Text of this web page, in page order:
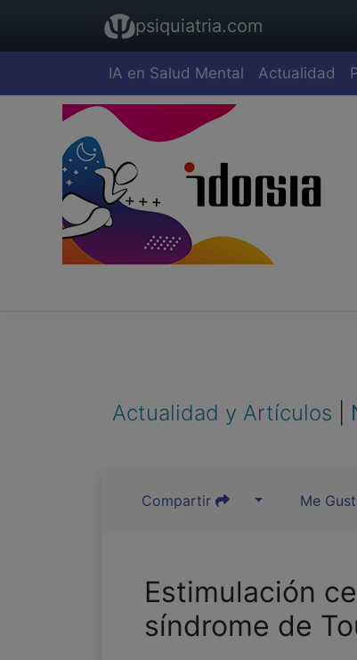
psiquiatria.com
IA en Salud Mental Actualidad
Actualidad y Artículos
Compartir Me
Estimulación
síndrome de